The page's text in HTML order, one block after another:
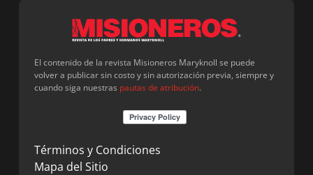
El contenido de la revista Misioneros Maryknoll se puede
volver a publicar sin costo y sin autorización previa, siempre y
cuando siga nuestras pautas de atribución.
Términos y Condiciones
Mapa del Sitio